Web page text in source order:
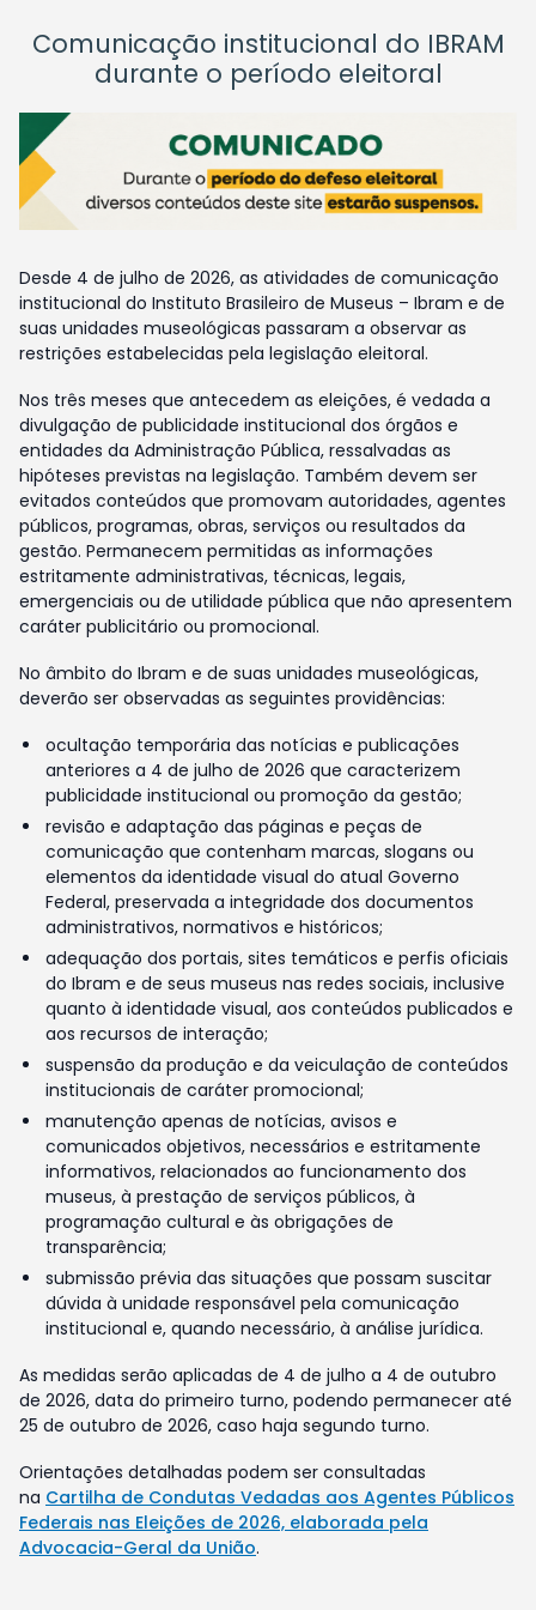
Comunicação institucional do IBRAM
durante o período eleitoral
Desde 4 de julho de 2026, as atividades de comunicação
institucional do Instituto Brasileiro de Museus – Ibram e de
suas unidades museológicas passaram a observar as
restrições estabelecidas pela legislação eleitoral.
Nos três meses que antecedem as eleições, é vedada a
divulgação de publicidade institucional dos órgãos e
entidades da Administração Pública, ressalvadas as
hipóteses previstas na legislação. Também devem ser
evitados conteúdos que promovam autoridades, agentes
públicos, programas, obras, serviços ou resultados da
gestão. Permanecem permitidas as informações
estritamente administrativas, técnicas, legais,
emergenciais ou de utilidade pública que não apresentem
caráter publicitário ou promocional.
No âmbito do Ibram e de suas unidades museológicas,
deverão ser observadas as seguintes providências:
ocultação temporária das notícias e publicações
anteriores a 4 de julho de 2026 que caracterizem
publicidade institucional ou promoção da gestão;
revisão e adaptação das páginas e peças de
comunicação que contenham marcas, slogans ou
elementos da identidade visual do atual Governo
Federal, preservada a integridade dos documentos
administrativos, normativos e históricos;
adequação dos portais, sites temáticos e perfis oficiais
do Ibram e de seus museus nas redes sociais, inclusive
quanto à identidade visual, aos conteúdos publicados e
aos recursos de interação;
suspensão da produção e da veiculação de conteúdos
institucionais de caráter promocional;
manutenção apenas de notícias, avisos e
comunicados objetivos, necessários e estritamente
informativos, relacionados ao funcionamento dos
museus, à prestação de serviços públicos, à
programação cultural e às obrigações de
transparência;
submissão prévia das situações que possam suscitar
dúvida à unidade responsável pela comunicação
institucional e, quando necessário, à análise jurídica.
As medidas serão aplicadas de 4 de julho a 4 de outubro
de 2026, data do primeiro turno, podendo permanecer até
25 de outubro de 2026, caso haja segundo turno.
Orientações detalhadas podem ser consultadas
na Cartilha de Condutas Vedadas aos Agentes Públicos
Federais nas Eleições de 2026, elaborada pela
Advocacia-Geral da União.